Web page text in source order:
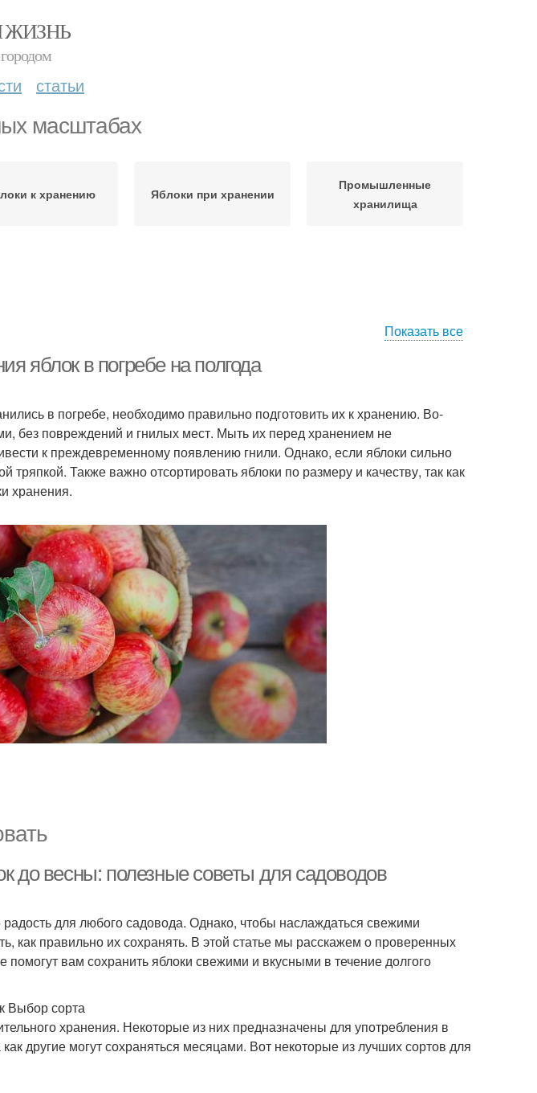
ЖИЗНЬ
статьи
масштабах
к хранению Яблоки при хранении
Промышленные
хранилища
Показать все
яблок в погребе на полгода
в погребе, необходимо правильно подготовить их к хранению. Во-
без повреждений и гнилых мест. Мыть их перед хранением не
к преждевременному появлению гнили. Однако, если яблоки сильно
тряпкой. Также важно отсортировать яблоки по размеру и качеству, так как
хранения.
до весны: полезные советы для садоводов
для любого садовода. Однако, чтобы наслаждаться свежими
как правильно их сохранять. В этой статье мы расскажем о проверенных
помогут вам сохранить яблоки свежими и вкусными в течение долгого
Выбор сорта
хранения. Некоторые из них предназначены для употребления в
другие могут сохраняться месяцами. Вот некоторые из лучших сортов для